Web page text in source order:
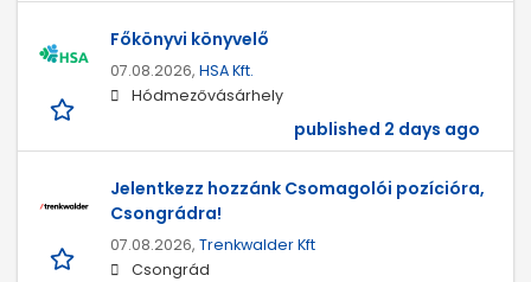
Főkönyvi könyvelő
07.08.2026, HSA Kft.
Hódmezővásárhely
published 2 days ago
Jelentkezz hozzánk Csomagolói pozícióra,
Csongrádra!
07.08.2026, Trenkwalder Kft
Csongrád